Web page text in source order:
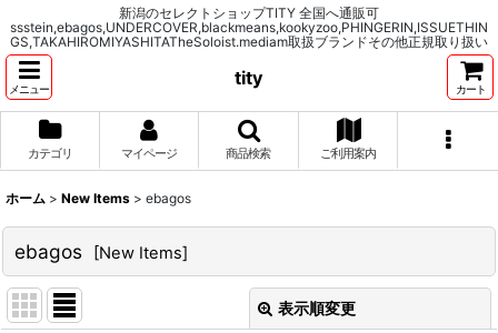
新潟のセレクトショップTITY 全国へ通販可
ssstein,ebagos,UNDERCOVER,blackmeans,kookyzoo,PHINGERIN,ISSUETHIN
GS,TAKAHIROMIYASHITATheSoloist.mediam取扱ブランドその他正規取り扱い
メニュー
tity
カート
カテゴリ マイページ 商品検索 ご利用案内
ホーム > New Items > ebagos
ebagos [New Items]
表示順変更